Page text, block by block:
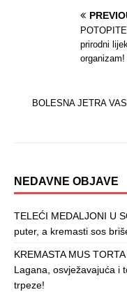
prirodni
organizam!
BOLESNA JETRA
NEDAVNE OBJAVE
TELEĆI MEDALJONI U
puter, a kremasti sos
KREMASTA MUS
Lagana, osvježavajuća i
trpeze!